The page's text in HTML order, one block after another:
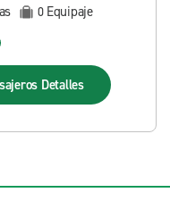
0 Equipaje
Detalles